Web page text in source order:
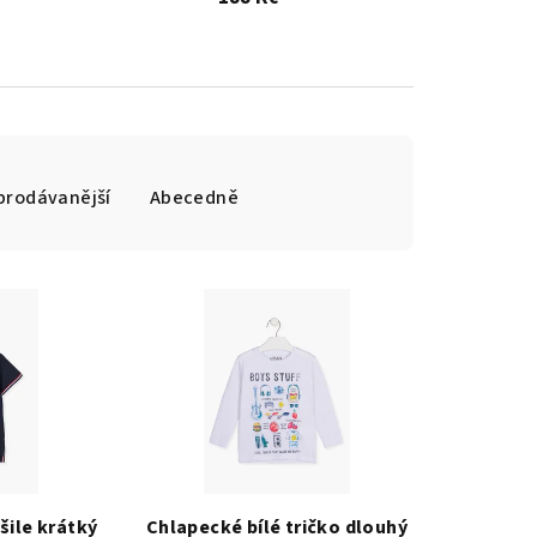
Abecedně
krátký
Chlapecké bílé tričko dlouhý